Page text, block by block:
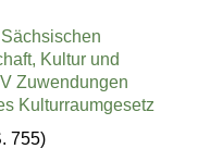
Kultur und
Zuwendungen
Kulturraumgesetz
755)